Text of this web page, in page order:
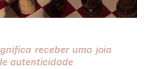
receber uma joia
autenticidade